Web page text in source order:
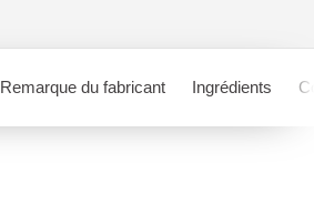
Remarque du fabricant Ingrédients